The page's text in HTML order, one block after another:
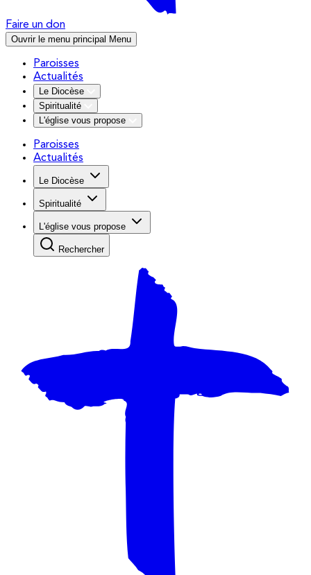
Faire un don
Ouvrir le menu principal Menu
Paroisses
Actualités
Le Diocèse
Spiritualité
L'église vous propose
Paroisses
Actualités
Le Diocèse
Spiritualité
L'église vous propose
Rechercher